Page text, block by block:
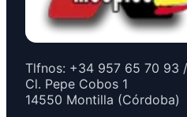
Tlfnos: +34 957 65 70 93
Cl. Pepe Cobos 1
14550 Montilla (Córdoba)